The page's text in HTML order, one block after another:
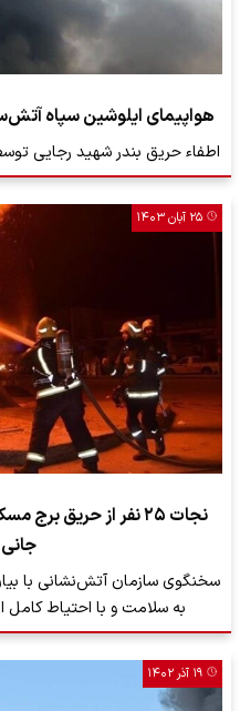
هواپیمای ایلوشین سپاه
اطفاء حریق بندر شهید رجایی
۲۵ آبان ۱۴۰۳
نجات ۲۵ نفر از حریق
به سلامت و با احتیاط
۱۹ آذر ۱۴۰۲